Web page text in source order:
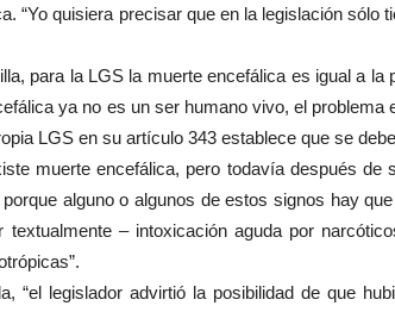
“Yo quisiera precisar que en la legislación sólo
para la LGS la muerte encefálica es igual a la
ya no es un ser humano vivo, el
LGS en su artículo 343 establece que se
muerte encefálica, pero todavía después de
alguno o algunos de estos signos hay
textualmente – intoxicación aguda por
“el legislador advirtió la posibilidad de que